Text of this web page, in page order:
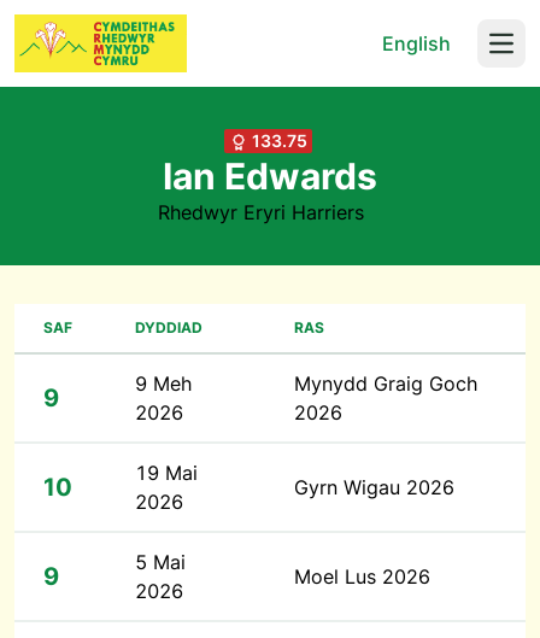
English
133.75
Ian Edwards
Rhedwyr Eryri Harriers
SAF DYDDIAD RAS
9
9 Meh
2026
Mynydd Graig Goch
2026
10
19 Mai
2026
Gyrn Wigau 2026
9
5 Mai
2026
Moel Lus 2026